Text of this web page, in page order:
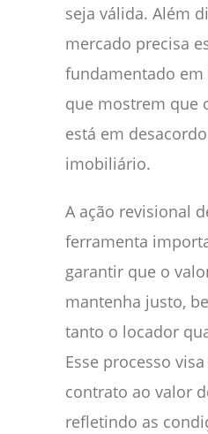
seja válida. Além
mercado precisa
fundamentado
que mostrem que
está em
imobiliário.
A ação revisional
ferramenta
garantir que o
mantenha justo,
tanto o locador
Esse processo
contrato ao valor
refletindo as